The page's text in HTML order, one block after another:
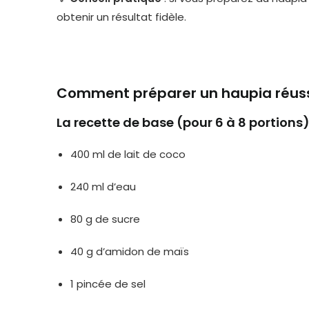
obtenir un résultat fidèle.
Comment préparer un haupia
La recette de base (pour 6 à 8 portions)
400 ml de lait de coco
240 ml d’eau
80 g de sucre
40 g d’amidon de maïs
1 pincée de sel